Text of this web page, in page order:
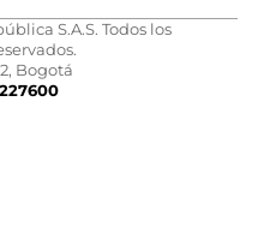
S.A.S. Todos los
Bogotá